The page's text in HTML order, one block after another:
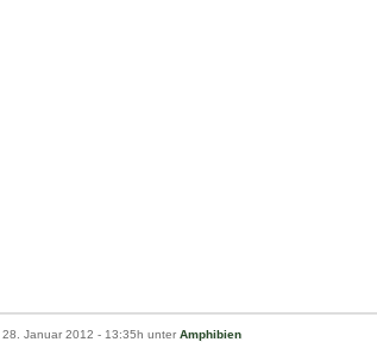
28. Januar 2012 - 13:35h unter Amphibien